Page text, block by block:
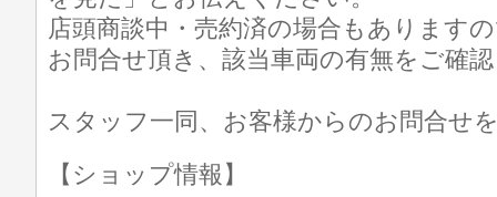
店頭商談中・売約済の場合もあります
お問合せ頂き、該当車両の有無をご確
スタッフ一同、お客様からのお問合せ
【ショップ情報】